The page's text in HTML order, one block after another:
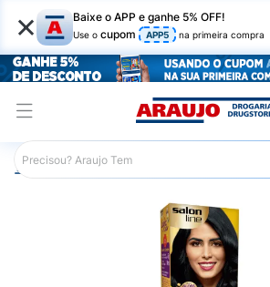
× Baixe o APP e ganhe 5% OFF!
Use o cupom APP5 na primeira compra
Araujo Cabelo